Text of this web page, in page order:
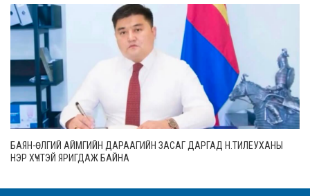
БАЯН-ӨЛГИЙ АЙМГИЙН ДАРААГИЙН ЗАСАГ ДАРГАД Н.ТИЛЕУХАНЫ
НЭР ХҮЧТЭЙ ЯРИГДАЖ БАЙНА